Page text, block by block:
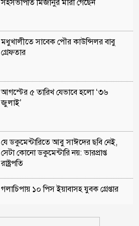
সহসভাপতি মিজানুর মারা গেছেন
মধুখালীতে সাবেক পৌর কাউন্সিলর বাবু
গ্রেফতার
আগস্টের ৫ তারিখ যেভাবে হলো ‘৩৬
জুলাই’
যে ডকুমেন্টারিতে আবু সাঈদের ছবি নেই,
সেটা কোনো ডকুমেন্টারি নয়: ভারপ্রাপ্ত
রাষ্ট্রপতি
গলাচিপায় ১০ পিস ইয়াবাসহ যুবক গ্রেপ্তার